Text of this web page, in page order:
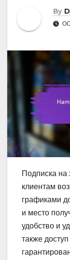
By
Подписка на
клиентам
графиками
и место
удобство и
также